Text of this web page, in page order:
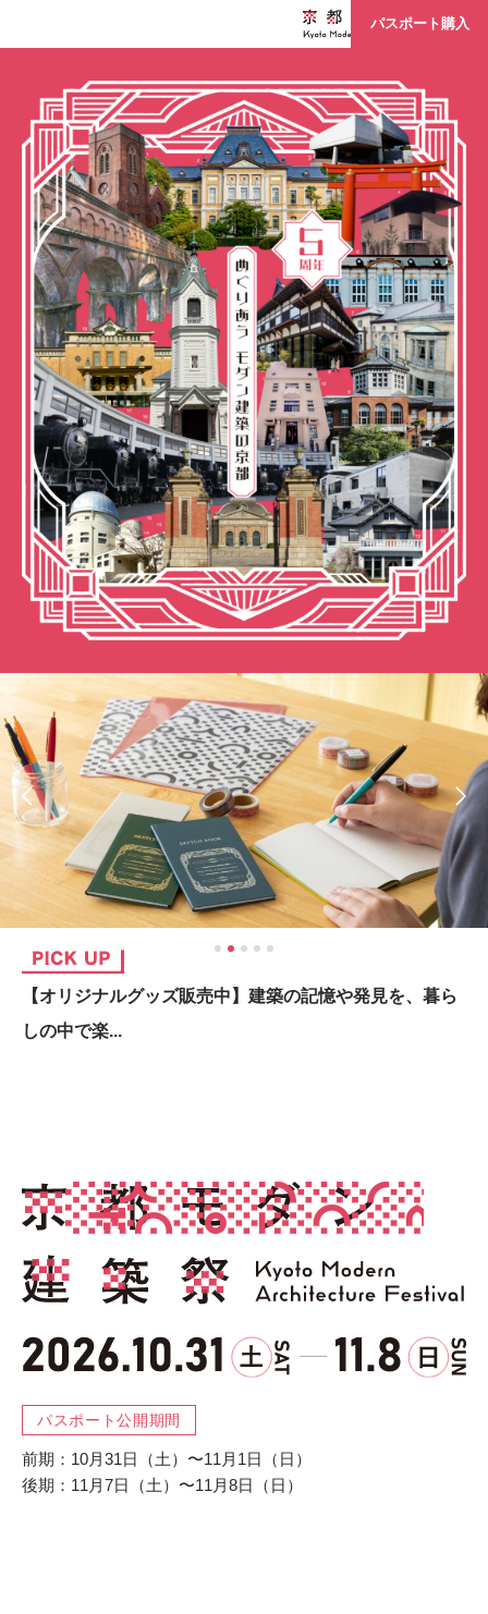
パスポート購入
【オリジナルグッズ販売中】建築の記憶や発見を、暮ら
しの中で楽...
パスポート公開期間
前期： 10月31日（土） 〜11月1日（日 ）
後期： 11月7日（土） 〜11月8日（日）